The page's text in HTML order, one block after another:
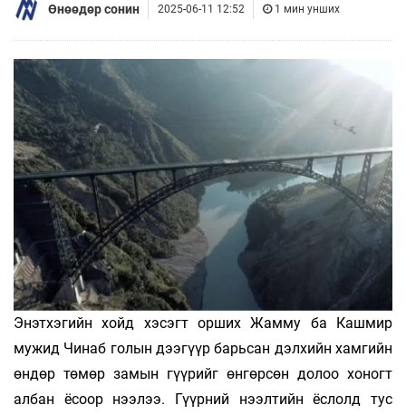
Өнөөдөр сонин 2025-06-11 12:52 1 мин унших
Энэтхэгийн хойд хэсэгт орших Жамму ба Кашмир
мужид Чинаб голын дээгүүр барьсан дэлхийн хамгийн
өндөр төмөр замын гүүрийг өнгөрсөн долоо хоногт
албан ёсоор нээлээ. Гүүрний нээлтийн ёслолд тус